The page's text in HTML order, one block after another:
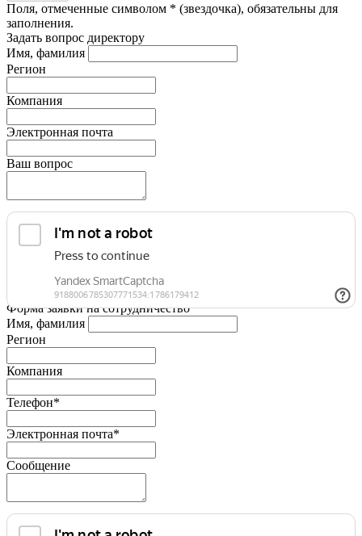
Поля, отмеченные символом * (звездочка), обязательны для
заполнения.
Задать вопрос директору
Имя, фамилия
Регион
Компания
Электронная почта
Ваш вопрос
Форма заявки на сотрудничество
Имя, фамилия
Регион
Компания
Телефон*
Электронная почта*
Сообщение